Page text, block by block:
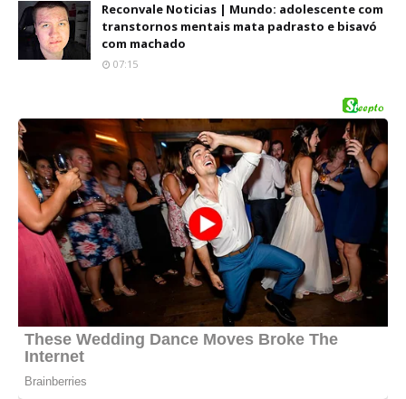
Reconvale Noticias | Mundo: adolescente com
transtornos mentais mata padrasto e bisavó
com machado
07:15